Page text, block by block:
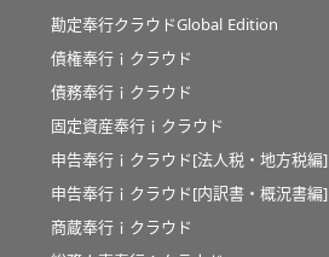
勘定奉行クラウドGlobal Edition
債権奉行ｉクラウド
債務奉行ｉクラウド
固定資産奉行ｉクラウド
申告奉行ｉクラウド[法人税・地方税編]
申告奉行ｉクラウド[内訳書・概況書編]
商蔵奉行ｉクラウド